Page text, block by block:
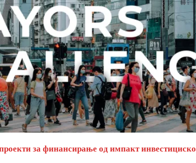
за финансирање од импакт инвестициско